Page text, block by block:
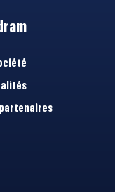
partenaires